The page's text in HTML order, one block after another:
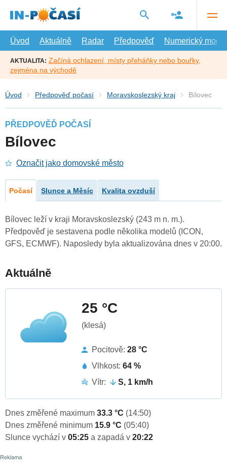
hlavní
Úvod
Aktuálně Radar Předpověď Numerický model
AKTUALITA: Začíná ochlazení, místy přeháňky nebo bouřky,
zejména na východě
Úvod Předpověď počasí Moravskoslezský kraj Bílovec
PŘEDPOVĚĎ POČASÍ
Bílovec
Označit jako domovské město
Počasí Slunce a Měsíc Kvalita ovzduší
Bílovec leží v kraji Moravskoslezský (243 m n. m.).
Předpověď je sestavena podle několika modelů (ICON,
GFS, ECMWF). Naposledy byla aktualizována dnes v 20:00.
Aktuálně
25 °C
(klesá)
Pocitově: 28 °C
Vlhkost: 64 %
Vítr:
S, 1 km/h
Dnes změřené maximum 33.3 °C (14:50)
Dnes změřené minimum 15.9 °C (05:40)
Slunce vychází v 05:25 a zapadá v 20:22